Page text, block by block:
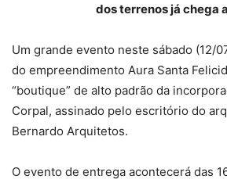
dos terrenos já chega
Um grande evento neste sábado (12/
do empreendimento Aura Santa
“boutique” de alto padrão da
Corpal, assinado pelo escritório do
Bernardo Arquitetos.
O evento de entrega acontecerá das